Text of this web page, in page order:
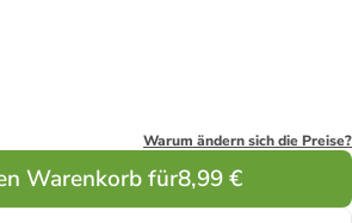
Warum ändern sich die Preise?
Warenkorb für8,99 €